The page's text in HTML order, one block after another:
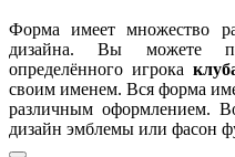
Форма имеет множество
дизайна. Вы можете
определённого игрока
своим именем. Вся форма
различным оформлением.
дизайн эмблемы или фасон